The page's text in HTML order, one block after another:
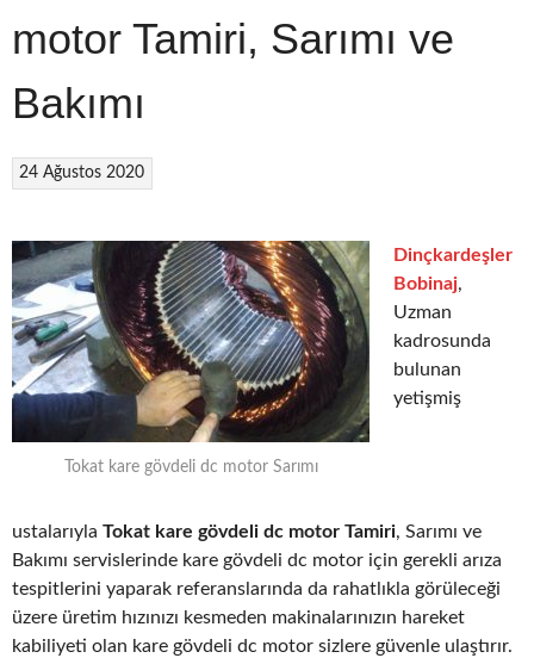
motor Tamiri, Sarımı ve
Bakımı
24 Ağustos 2020
Tokat kare gövdeli dc motor Sarımı
Dinçkardeşler
Bobinaj,
Uzman
kadrosunda
bulunan
yetişmiş
ustalarıyla Tokat kare gövdeli dc motor Tamiri, Sarımı ve
Bakımı servislerinde kare gövdeli dc motor için gerekli arıza
tespitlerini yaparak referanslarında da rahatlıkla görüleceği
üzere üretim hızınızı kesmeden makinalarınızın hareket
kabiliyeti olan kare gövdeli dc motor sizlere güvenle ulaştırır.